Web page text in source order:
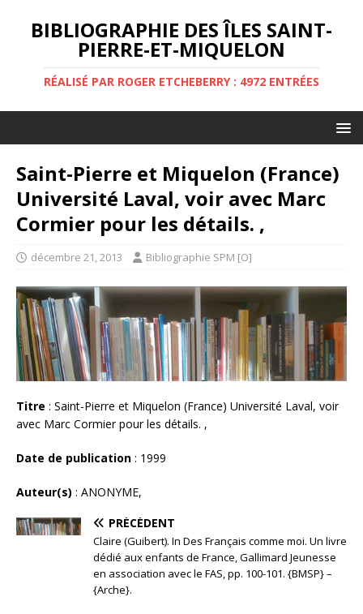
BIBLIOGRAPHIE DES ÎLES SAINT-
PIERRE-ET-MIQUELON
RÉALISÉ PAR ROGER ETCHEBERRY : 4972 ENTRÉES
Saint-Pierre et Miquelon (France)
Université Laval, voir avec Marc
Cormier pour les détails. ,
décembre 21, 2013 Bibliographie SPM [O]
Titre : Saint-Pierre et Miquelon (France) Université Laval, voir
avec Marc Cormier pour les détails. ,
Date de publication : 1999
Auteur(s) : ANONYME,
PRÉCÉDENT
Claire (Guibert). In Des Français comme moi. Un livre
dédié aux enfants de France, Gallimard Jeunesse
en association avec le FAS, pp. 100-101. {BMSP} –
{Arche}.